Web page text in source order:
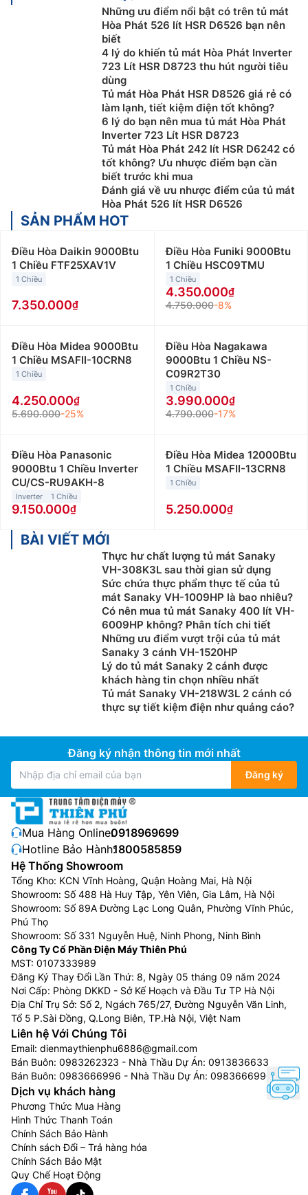
Những ưu điểm nổi bật có trên tủ mát
Hòa Phát 526 lít HSR D6526 bạn nên
biết
4 lý do khiến tủ mát Hòa Phát Inverter
723 Lít HSR D8723 thu hút người tiêu
dùng
Tủ mát Hòa Phát HSR D8526 giá rẻ có
làm lạnh, tiết kiệm điện tốt không?
6 lý do bạn nên mua tủ mát Hòa Phát
Inverter 723 Lít HSR D8723
Tủ mát Hòa Phát 242 lít HSR D6242 có
tốt không? Ưu nhược điểm bạn cần
biết trước khi mua
Đánh giá về ưu nhược điểm của tủ mát
Hòa Phát 526 lít HSR D6526
SẢN PHẨM HOT
Điều Hòa Daikin 9000Btu
1 Chiều FTF25XAV1V
1 Chiều
7.350.000
Điều Hòa Funiki 9000Btu
1 Chiều HSC09TMU
1 Chiều
4.350.000
4.750.000-8%
Điều Hòa Midea 9000Btu
1 Chiều MSAFII-10CRN8
1 Chiều
4.250.000
5.690.000-25%
Điều Hòa Nagakawa
9000Btu 1 Chiều NS-
C09R2T30
1 Chiều
3.990.000
4.790.000-17%
Điều Hòa Panasonic
9000Btu 1 Chiều Inverter
CU/CS-RU9AKH-8
Inverter 1 Chiều
9.150.000
Điều Hòa Midea 12000Btu
1 Chiều MSAFII-13CRN8
1 Chiều
5.250.000
BÀI VIẾT MỚI
Thực hư chất lượng tủ mát Sanaky
VH-308K3L sau thời gian sử dụng
Sức chứa thực phẩm thực tế của tủ
mát Sanaky VH-1009HP là bao nhiêu?
Có nên mua tủ mát Sanaky 400 lít VH-
6009HP không? Phân tích chi tiết
Những ưu điểm vượt trội của tủ mát
Sanaky 3 cánh VH-1520HP
Lý do tủ mát Sanaky 2 cánh được
khách hàng tin chọn nhiều nhất
Tủ mát Sanaky VH-218W3L 2 cánh có
thực sự tiết kiệm điện như quảng cáo?
Đăng ký nhận thông tin mới nhất
Đăng ký
Mua Hàng Online:0918969699
Hotline Bảo Hành:1800585859
Hệ Thống Showroom
Tổng Kho: KCN Vĩnh Hoàng, Quận Hoàng Mai, Hà Nội
Showroom: Số 488 Hà Huy Tập, Yên Viên, Gia Lâm, Hà Nội
Showroom: Số 89A Đường Lạc Long Quân, Phường Vĩnh Phúc,
Phú Thọ
Showroom: Số 331 Nguyễn Huệ, Ninh Phong, Ninh Bình
Công Ty Cổ Phần Điện Máy Thiên Phú
MST: 0107333989
Đăng Ký Thay Đổi Lần Thứ: 8, Ngày 05 tháng 09 năm 2024
Nơi Cấp: Phòng DKKD - Sở Kế Hoạch và Đầu Tư TP Hà Nội
Địa Chỉ Trụ Sở: Số 2, Ngách 765/27, Đường Nguyễn Văn Linh,
Tổ 5 P.Sài Đồng, Q.Long Biên, TP.Hà Nội, Việt Nam
Liên hệ Với Chúng Tôi
Email: dienmaythienphu6886@gmail.com
Bán Buôn: 0983262323 - Nhà Thầu Dự Án: 0913836633
Bán Buôn: 0983666996 - Nhà Thầu Dự Án: 0983666996
Dịch vụ khách hàng
Phương Thức Mua Hàng
Hình Thức Thanh Toán
Chính Sách Bảo Hành
Chính sách Đổi – Trả hàng hóa
Chính Sách Bảo Mật
Quy Chế Hoạt Động